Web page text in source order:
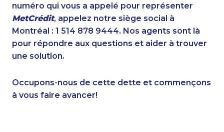
1-647-715-6068
1-647-715-6065
1-587-328-6614
1-902-482-1885
1-579-267-0744
1-438-230-1368
1-289-777-9450
1-778-401-7362
1-780-420-2398
1-647-503-3775
numéro qui vous a appelé pour représenter
MetCrédit, appelez notre siège social à
Montréal : 1 514 878 9444. Nos agents sont là
pour répondre aux questions et aider à trouver
une solution.
Occupons-nous de cette dette et commençons
à vous faire avancer!